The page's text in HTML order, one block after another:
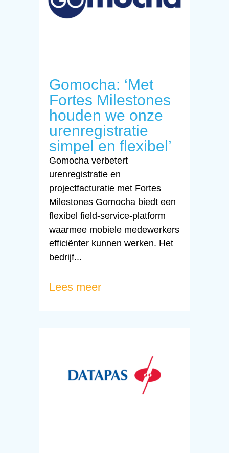
Gomocha: ‘Met
Fortes Milestones
houden we onze
urenregistratie
simpel en flexibel’
Gomocha verbetert
urenregistratie en
projectfacturatie met Fortes
Milestones Gomocha biedt een
flexibel field-service-platform
waarmee mobiele medewerkers
efficiënter kunnen werken. Het
bedrijf...
Lees meer